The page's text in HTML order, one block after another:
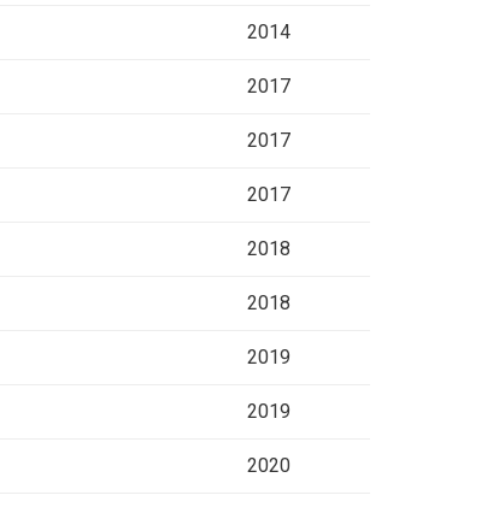
2014
2017
2017
2017
2018
2018
2019
2019
2020